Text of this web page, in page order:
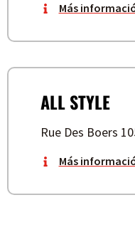
Más
ALL STYLE
Rue Des Boers
Más